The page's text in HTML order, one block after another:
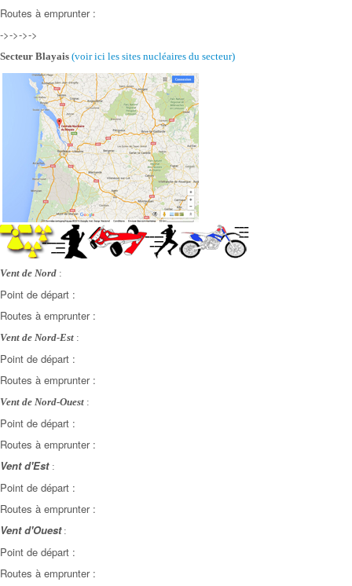
Routes à emprunter :
->->->->
Secteur Blayais (voir ici les sites nucléaires du secteur)
Vent de Nord :
Point de départ :
Routes à emprunter :
Vent de Nord-Est :
Point de départ :
Routes à emprunter :
Vent de Nord-Ouest :
Point de départ :
Routes à emprunter :
Vent d'Est :
Point de départ :
Routes à emprunter :
Vent d'Ouest:
Point de départ :
Routes à emprunter :